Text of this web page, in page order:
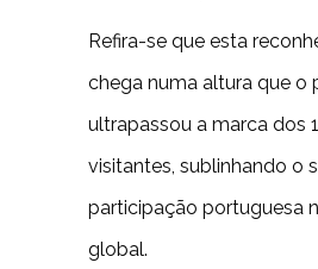
Refira-se que esta
chega numa altura que o
ultrapassou a marca dos
visitantes, sublinhando o
participação portuguesa
global.